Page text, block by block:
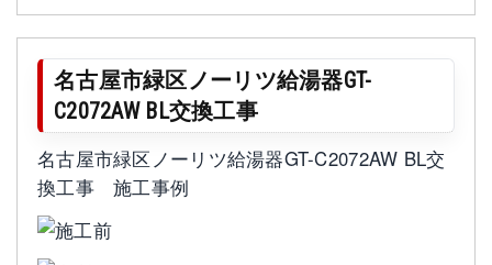
名古屋市緑区ノーリツ給湯器GT-
C2072AW BL交換工事
名古屋市緑区ノーリツ給湯器GT-C2072AW BL交
換工事 施工事例